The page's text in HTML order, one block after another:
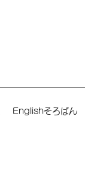
Englishそろばん